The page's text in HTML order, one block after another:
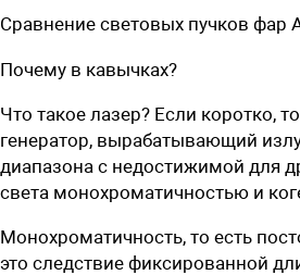
Сравнение световых пучков фар
Почему в кавычках?
Что такое лазер? Если коротко,
генератор, вырабатывающий
диапазона с недостижимой для
света монохроматичностью и
Монохроматичность, то есть
это следствие фиксированной